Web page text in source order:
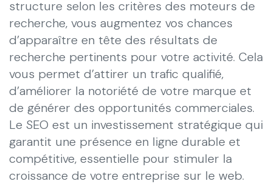
structure selon les critères des moteurs de
recherche, vous augmentez vos chances
d’apparaître en tête des résultats de
recherche pertinents pour votre activité. Cela
vous permet d’attirer un trafic qualifié,
d’améliorer la notoriété de votre marque et
de générer des opportunités commerciales.
Le SEO est un investissement stratégique qui
garantit une présence en ligne durable et
compétitive, essentielle pour stimuler la
croissance de votre entreprise sur le web.